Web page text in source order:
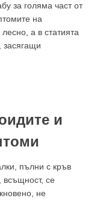
за голяма част от
на
а в статията
засягащи
и
пълни с кръв
всъщност, се
не